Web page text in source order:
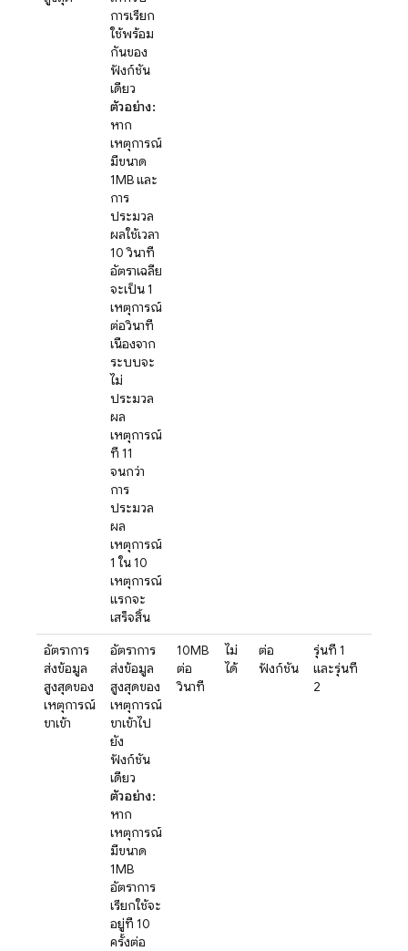
การเรียก
ใช้พร้อม
กันของ
ฟังก์ชัน
เดียว
ตัวอย่าง:
หาก
เหตุการณ์
มีขนาด
1MB และ
การ
ประมวล
ผลใช้เวลา
10 วินาที
อัตราเฉลี่ย
จะเป็น 1
เหตุการณ์
ต่อวินาที
เนื่องจาก
ระบบจะ
ไม่
ประมวล
ผล
เหตุการณ์
ที่ 11
จนกว่า
การ
ประมวล
ผล
เหตุการณ์
1 ใน 10
เหตุการณ์
แรกจะ
เสร็จสิ้น
อัตราการ
ส่งข้อมูล
สูงสุดของ
เหตุการณ์
ขาเข้า
อัตราการ
ส่งข้อมูล
สูงสุดของ
เหตุการณ์
ขาเข้าไป
ยัง
ฟังก์ชัน
เดียว
ตัวอย่าง:
หาก
เหตุการณ์
มีขนาด
1MB
อัตราการ
เรียกใช้จะ
อยู่ที่ 10
ครั้งต่อ
10MB
ต่อ
วินาที
ไม่
ได้
ต่อ
ฟังก์ชัน
รุ่นที่ 1
และรุ่นที่
2